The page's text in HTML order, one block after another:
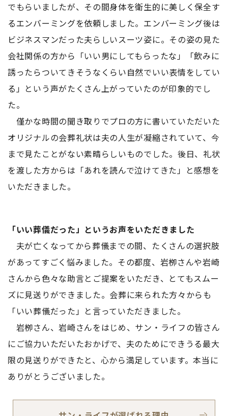
でもらいましたが、その間身体を衛生的に美しく保全す
るエンバーミングを依頼しました。エンバーミング後は
ビジネスマンだった夫らしいスーツ姿に。その姿の見た
会社関係の方から「いい男にしてもらったな」「飲みに
誘ったらついてきそうなくらい自然でいい表情をしてい
る」という声がたくさん上がっていたのが印象的でし
た。
僅かな時間の聞き取りでプロの方に書いていただいた
オリジナルの会葬礼状は夫の人生が凝縮されていて、今
まで見たことがない素晴らしいものでした。後日、礼状
を渡した方からは「あれを読んで泣けてきた」と感想を
いただきました。
「いい葬儀だった」というお声をいただきました
夫が亡くなってから葬儀までの間、たくさんの選択肢
があってすごく悩みました。その都度、岩栁さんや岩崎
さんから色々な助言とご提案をいただき、とてもスムー
ズに見送りができました。会葬に来られた方々からも
「いい葬儀だった」と言っていただきました。
岩栁さん、岩崎さんをはじめ、サン・ライフの皆さん
にご協力いただいたおかげで、夫のためにできうる最大
限の見送りができたと、心から満足しています。本当に
ありがとうございました。